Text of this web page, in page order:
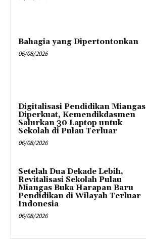
Bahagia yang Dipertontonkan
06/08/2026
Digitalisasi Pendidikan Miangas
Diperkuat, Kemendikdasmen
Salurkan 30 Laptop untuk
Sekolah di Pulau Terluar
06/08/2026
Setelah Dua Dekade Lebih,
Revitalisasi Sekolah Pulau
Miangas Buka Harapan Baru
Pendidikan di Wilayah Terluar
Indonesia
06/08/2026